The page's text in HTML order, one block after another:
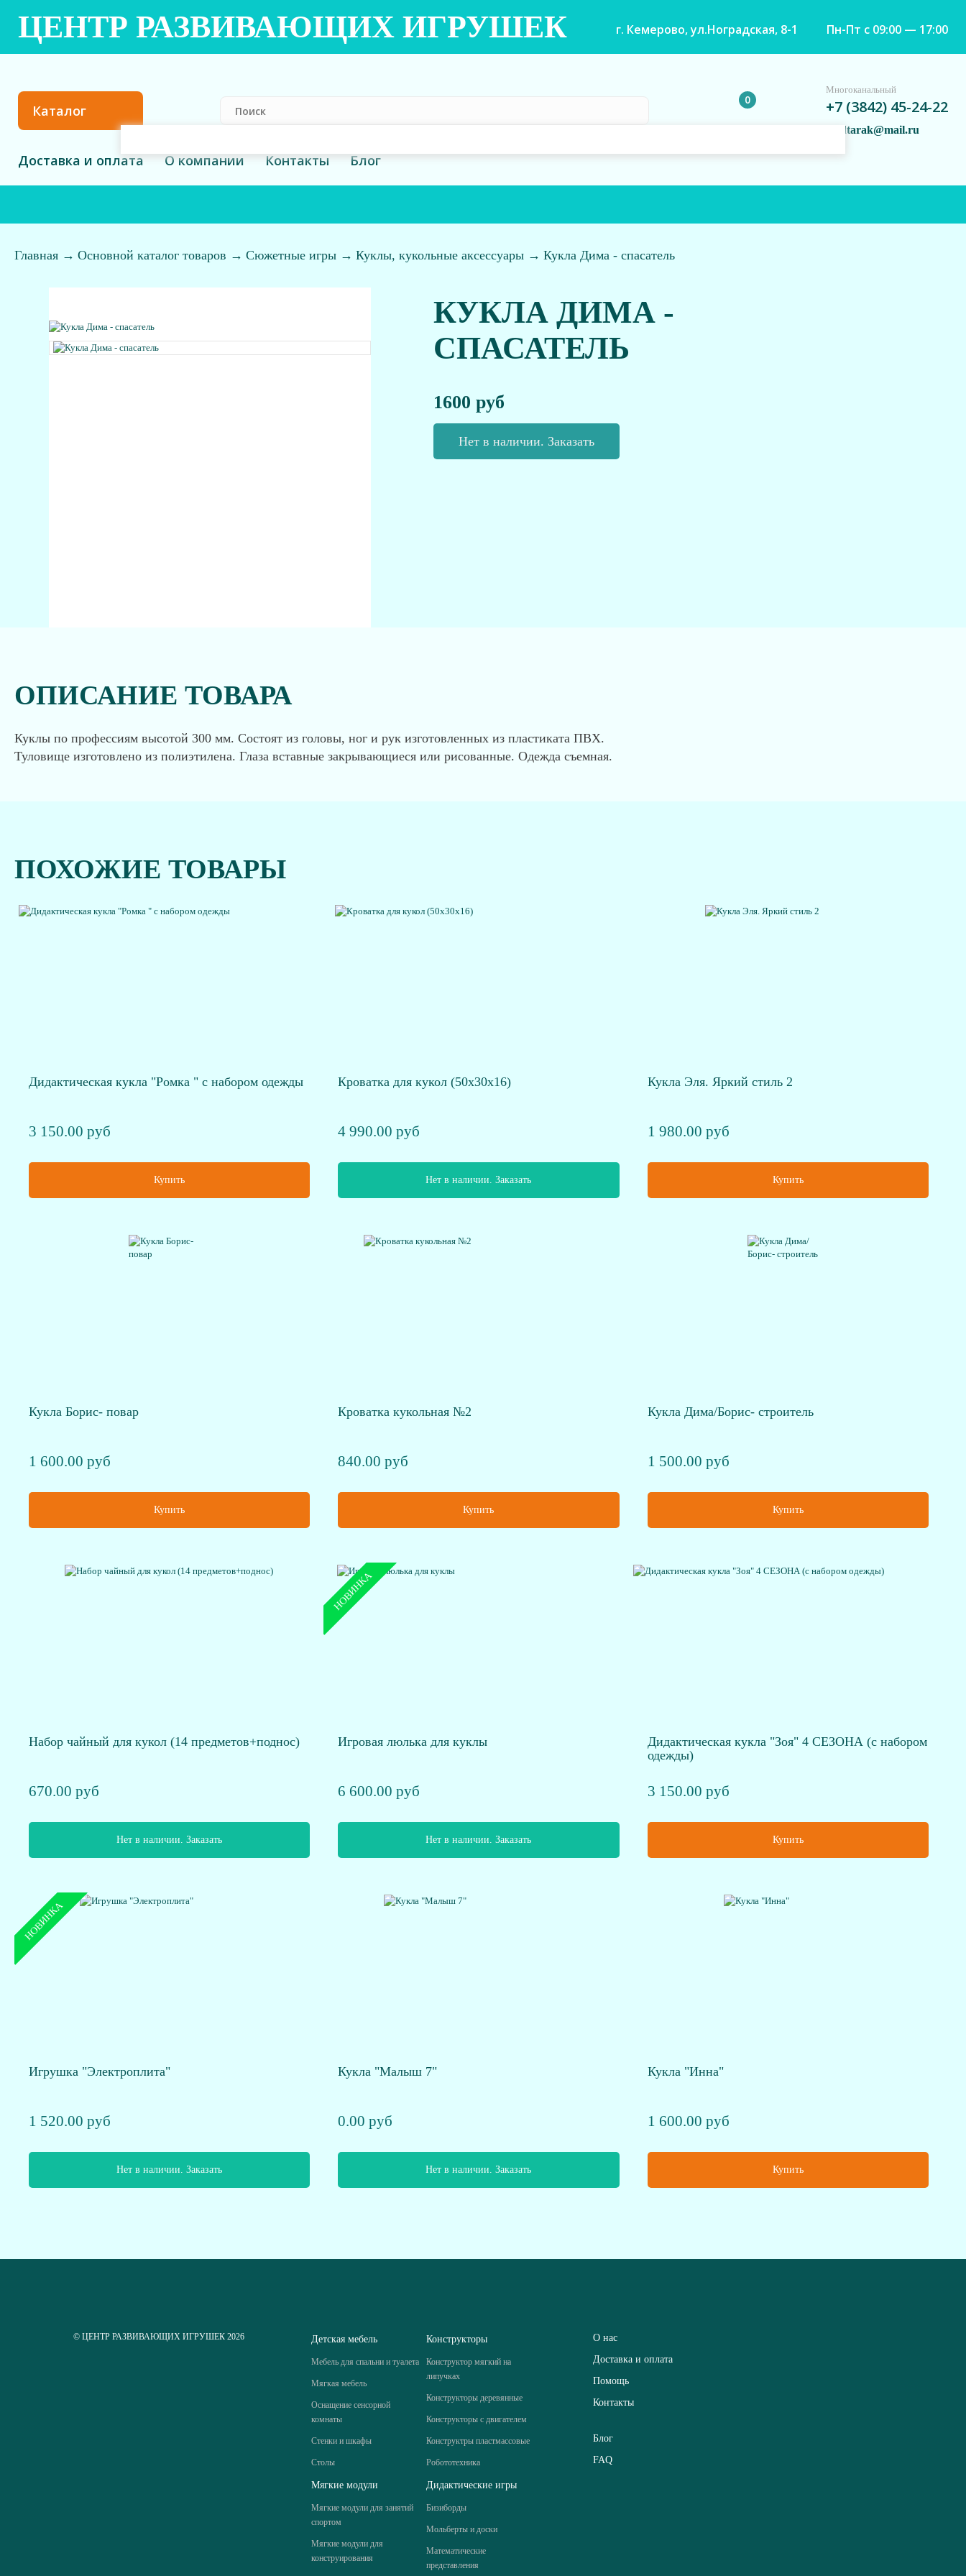
ЦЕНТР РАЗВИВАЮЩИХ ИГРУШЕК г. Кемерово, ул.Ноградская, 8-1 Пн-Пт с 09:00 — 17:00
Каталог
0
Многоканальный
+7 (3842) 45-24-22
vladtarak@mail.ru
Доставка и оплата О компании Контакты Блог
Главная → Основной каталог товаров → Сюжетные игры → Куклы, кукольные аксессуары → Кукла Дима - спасатель
КУКЛА ДИМА -
СПАСАТЕЛЬ
1600 руб
Нет в наличии. Заказать
ОПИСАНИЕ ТОВАРА
Куклы по профессиям высотой 300 мм. Состоят из головы, ног и рук изготовленных из пластиката ПВХ.
Туловище изготовлено из полиэтилена. Глаза вставные закрывающиеся или рисованные. Одежда съемная.
ПОХОЖИЕ ТОВАРЫ
Дидактическая кукла "Ромка " с набором одежды
3 150.00 руб
Купить
Кроватка для кукол (50х30х16)
4 990.00 руб
Нет в наличии. Заказать
Кукла Эля. Яркий стиль 2
1 980.00 руб
Купить
Кукла Борис- повар
1 600.00 руб
Купить
Кроватка кукольная №2
840.00 руб
Купить
Кукла Дима/Борис- строитель
1 500.00 руб
Купить
Набор чайный для кукол (14 предметов+поднос)
670.00 руб
Нет в наличии. Заказать
НОВИНКА
Игровая люлька для куклы
6 600.00 руб
Нет в наличии. Заказать
Дидактическая кукла "Зоя" 4 СЕЗОНА (с набором
одежды)
3 150.00 руб
Купить
НОВИНКА
Игрушка "Электроплита"
1 520.00 руб
Нет в наличии. Заказать
Кукла "Малыш 7"
0.00 руб
Нет в наличии. Заказать
Кукла "Инна"
1 600.00 руб
Купить
© ЦЕНТР РАЗВИВАЮЩИХ ИГРУШЕК 2026 Детская мебель
Мебель для спальни и туалета
Мягкая мебель
Оснащение сенсорной
комнаты
Стенки и шкафы
Столы
Конструкторы
Конструктор мягкий на
липучках
Конструкторы деревянные
Конструкторы с двигателем
Конструктры пластмассовые
Робототехника
Мягкие модули
Мягкие модули для занятий
спортом
Мягкие модули для
конструирования
Дидактические игры
Бизиборды
Мольберты и доски
Математические
представления
О нас
Доставка и оплата
Помощь
Контакты
Блог
FAQ